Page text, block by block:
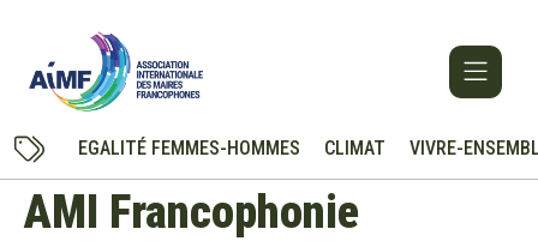
EGALITÉ FEMMES-HOMMES CLIMAT VIVRE-
AMI Francophonie